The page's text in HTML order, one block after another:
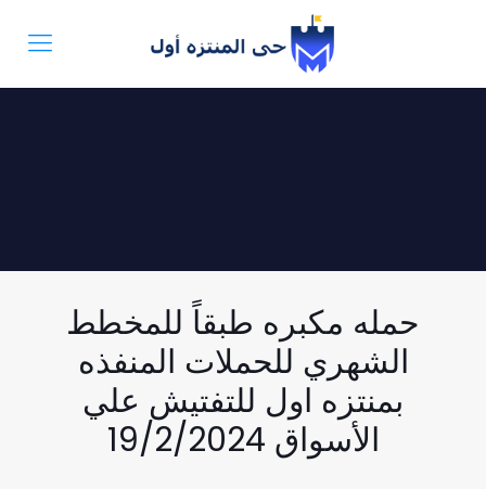
حمله مكبره طبقاً للمخطط
الشهري للحملات المنفذه
بمنتزه اول للتفتيش علي
الأسواق 19/2/2024